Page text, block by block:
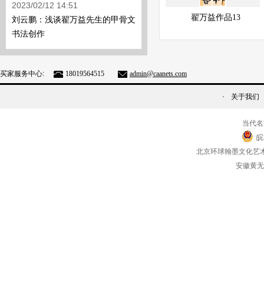
2023/02/12 14:51
刘云鹏：浅谈翟万益先生的甲骨文
书法创作
展示中 快速查看
翟万益作品13
买家服务中心: 18019564515 admin@caanets.com
关于我们
当代
北京环球翰墨文化艺
安徽黄